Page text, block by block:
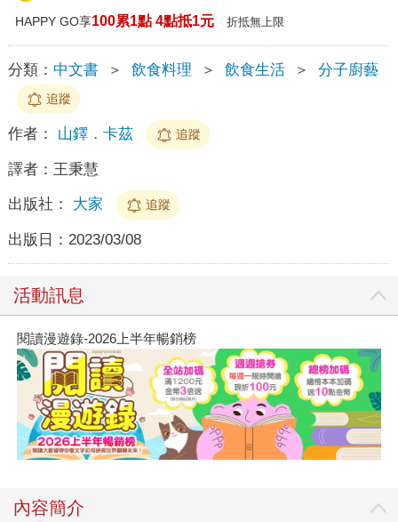
HAPPY GO享100累1點 4點抵1元 折抵無上限
分類： 中文書 ＞ 飲食料理 ＞ 飲食生活 ＞ 分子廚藝
追蹤
作者： 山鐸．卡茲 追蹤
譯者： 王秉慧
出版社： 大家 追蹤
出版日： 2023/03/08
活動訊息
閱讀漫遊錄-2026上半年暢銷榜
內容簡介